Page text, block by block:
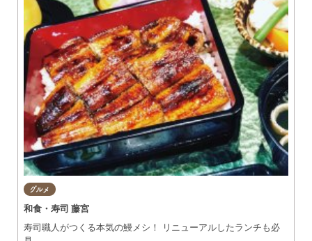
グルメ
和食・寿司 藤宮
寿司職人がつくる本気の鰻メシ！ リニューアルしたランチも必